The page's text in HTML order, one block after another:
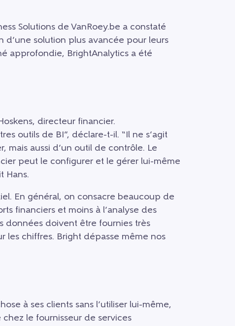
Solutions de VanRoey.be a constaté
d’une solution plus avancée pour leurs
approfondie, BrightAnalytics a été
directeur financier.
outils de BI”, déclare-t-il. “Il ne s’agit
mais aussi d’un outil de contrôle. Le
peut le configurer et le gérer lui-même
Hans.
En général, on consacre beaucoup de
financiers et moins à l’analyse des
données doivent être fournies très
les chiffres. Bright dépasse même nos
à ses clients sans l’utiliser lui-même,
le fournisseur de services